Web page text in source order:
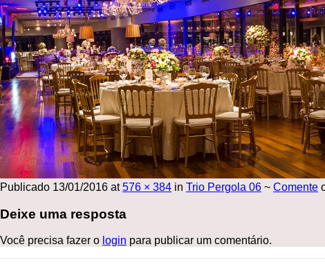
Publicado 13/01/2016 at576 × 384 in Trio Pergola 06 ~ Comente
Deixe uma resposta
Você precisa fazer o login para publicar um comentário.